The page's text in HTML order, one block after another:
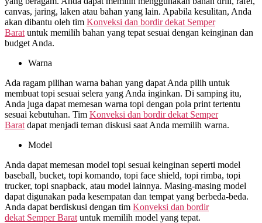
canvas, jaring, laken atau bahan yang lain. Apabila kesulitan, Anda
akan dibantu oleh tim Konveksi dan bordir dekat Semper
Barat untuk memilih bahan yang tepat sesuai dengan keinginan dan
budget Anda.
Warna
Ada ragam pilihan warna bahan yang dapat Anda pilih untuk
membuat topi sesuai selera yang Anda inginkan. Di samping itu,
Anda juga dapat memesan warna topi dengan pola print tertentu
sesuai kebutuhan. Tim Konveksi dan bordir dekat Semper
Barat dapat menjadi teman diskusi saat Anda memilih warna.
Model
Anda dapat memesan model topi sesuai keinginan seperti model
baseball, bucket, topi komando, topi face shield, topi rimba, topi
trucker, topi snapback, atau model lainnya. Masing-masing model
dapat digunakan pada kesempatan dan tempat yang berbeda-beda.
Anda dapat berdiskusi dengan tim Konveksi dan bordir
dekat Semper Barat untuk memilih model yang tepat.